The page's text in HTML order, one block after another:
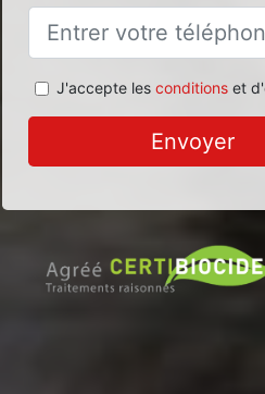
J'accepte les conditionset
Envoyer